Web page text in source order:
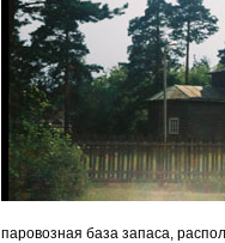
паровозная база запаса,